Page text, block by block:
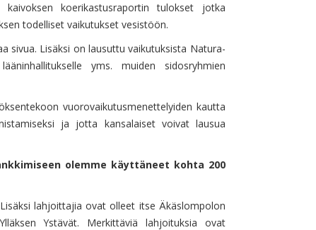
koerikastusraportin tulokset jotka
todelliset vaikutukset vesistöön.
sivua. Lisäksi on lausuttu vaikutuksista Natura-
yms. muiden sidosryhmien
vuorovaikutusmenettelyiden kautta
ja jotta kansalaiset voivat lausua
olemme käyttäneet kohta 200
lahjoittajia ovat olleet itse Äkäslompolon
Ystävät. Merkittäviä lahjoituksia ovat